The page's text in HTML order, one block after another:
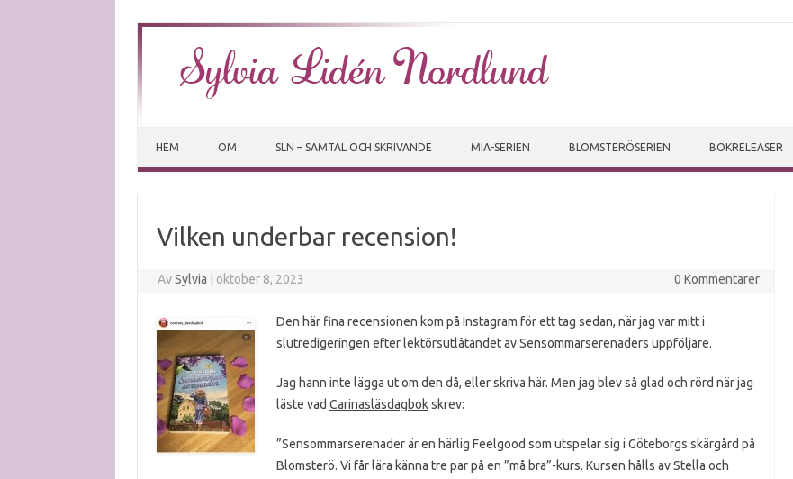
HEM OM SLN – SAMTAL OCH SKRIVANDE MIA-SERIEN BLOMSTERÖSERIEN BOKRELEASER
Vilken underbar recension!
AvSylvia oktober 8, 2023 0 Kommentarer
Den här fina recensionen kom på Instagram för ett tag sedan, när jag var mitt i
slutredigeringen efter lektörsutlåtandet av Sensommarserenaders uppföljare.
Jag hann inte lägga ut om den då, eller skriva här. Men jag blev så glad och rörd när jag
läste vad Carinasläsdagbokskrev:
”Sensommarserenader är en härlig Feelgood som utspelar sig i Göteborgs skärgård på
Blomsterö. Vi får lära känna tre par på en ”må bra”-kurs. Kursen hålls av Stella och